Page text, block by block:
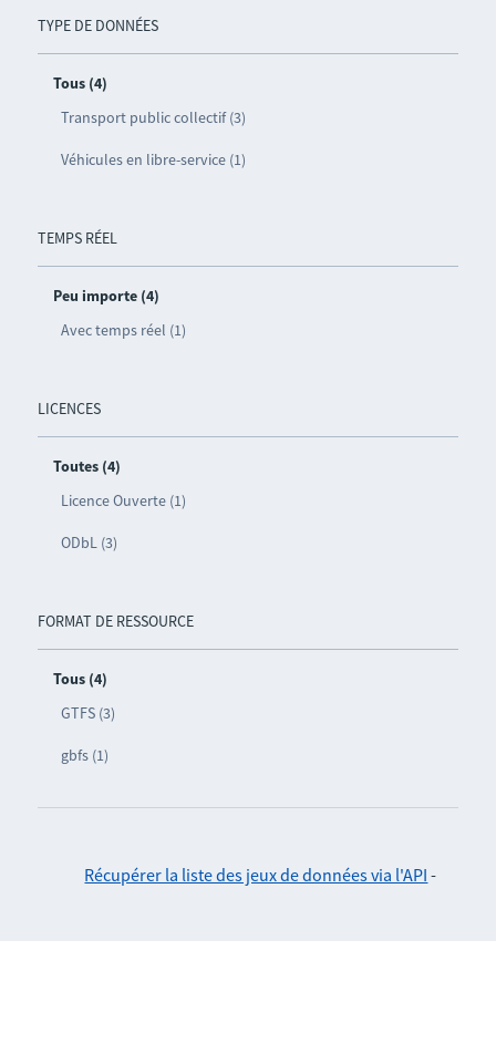
TYPE DE DONNÉES
Tous (4)
Transport public collectif (3)
Véhicules en libre-service (1)
TEMPS RÉEL
Peu importe (4)
Avec temps réel (1)
LICENCES
Toutes (4)
Licence Ouverte (1)
ODbL (3)
FORMAT DE RESSOURCE
Tous (4)
GTFS (3)
gbfs (1)
Récupérer la liste des jeux de données via l'API -